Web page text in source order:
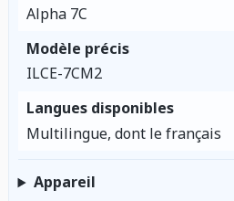
Alpha 7C
Modèle précis
ILCE-7CM2
Langues disponibles
Multilingue, dont le français
Appareil